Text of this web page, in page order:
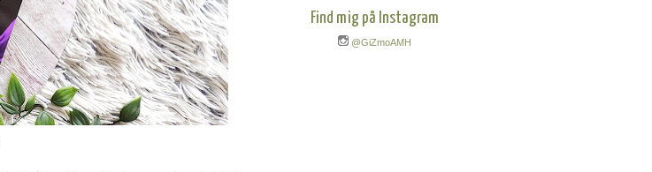
Find mig på Instagram
@GiZmoAMH